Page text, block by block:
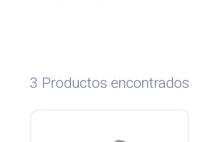
3 Productos encontrados